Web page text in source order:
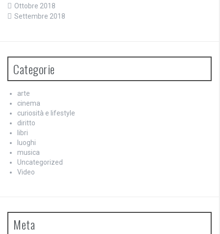
Ottobre 2018
Settembre 2018
Categorie
arte
cinema
curiosità e lifestyle
diritto
libri
luoghi
musica
Uncategorized
Video
Meta